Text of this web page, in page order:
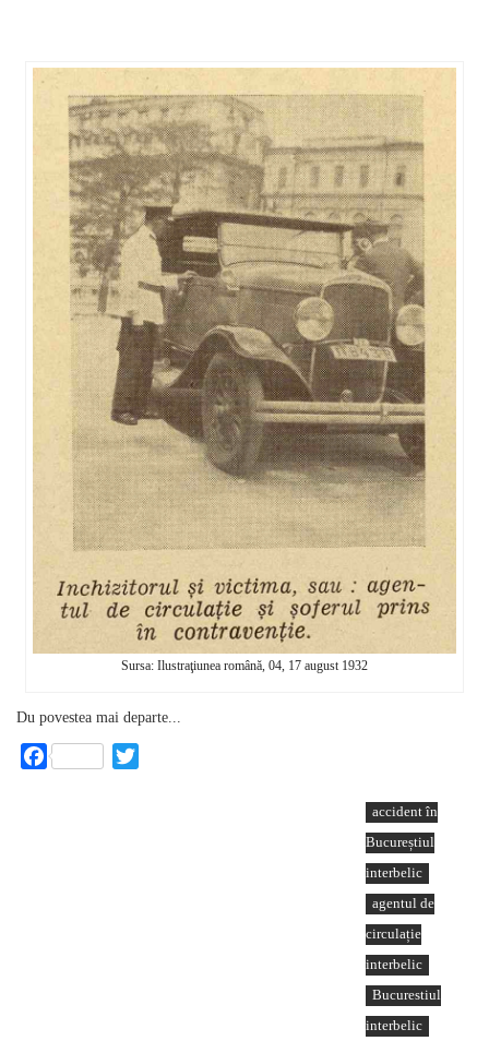
Sursa: Ilustraţiunea română, 04, 17 august 1932
Du povestea mai departe...
Facebook
accident în
Bucureștiul
interbelic
agentul de
circulație
interbelic
Bucurestiul
interbelic